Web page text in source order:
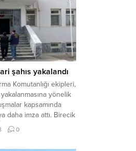
bilgilere göre,
bulunan iki grup
bir...
şahıs yakalandı
Komutanlığı ekipleri,
yönelik
kapsamında
daha imza attı. Birecik
operasyonla,
hapis cezası
0